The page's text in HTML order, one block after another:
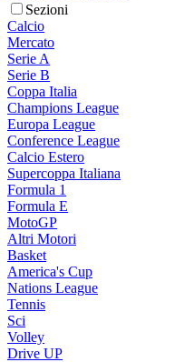
Sezioni
Calcio
Mercato
Serie A
Serie B
Coppa Italia
Champions League
Europa League
Conference League
Calcio Estero
Supercoppa Italiana
Formula 1
Formula E
MotoGP
Altri Motori
Basket
America's Cup
Nations League
Tennis
Sci
Volley
Drive UP